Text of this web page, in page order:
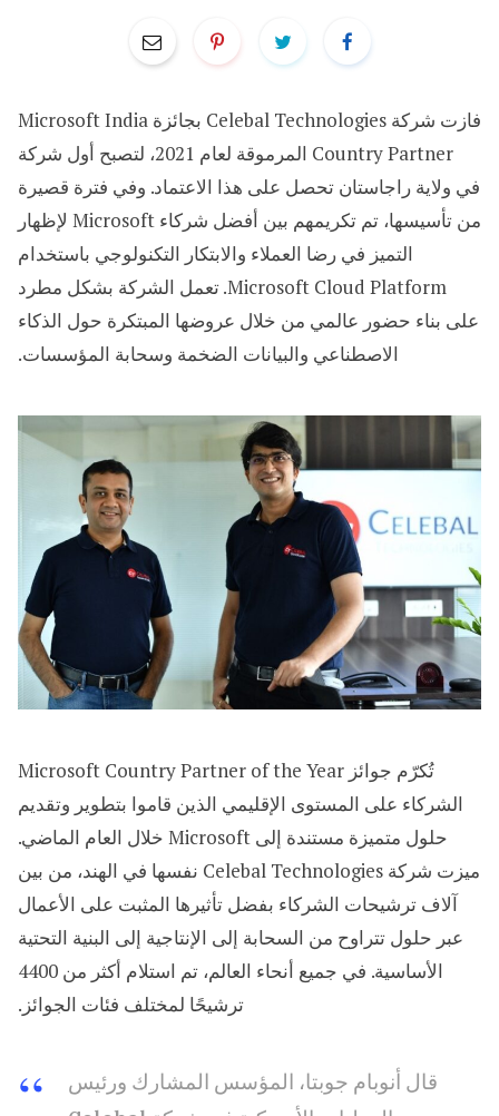
فازت شركة Celebal Technologies بجائزة Microsoft India
Country Partner المرموقة لعام 2021، لتصبح أول شركة
في ولاية راجاستان تحصل على هذا الاعتماد. وفي فترة قصيرة
من تأسيسها، تم تكريمهم بين أفضل شركاء Microsoft لإظهار
التميز في رضا العملاء والابتكار التكنولوجي باستخدام
Microsoft Cloud Platform. تعمل الشركة بشكل مطرد
على بناء حضور عالمي من خلال عروضها المبتكرة حول الذكاء
الاصطناعي والبيانات الضخمة وسحابة المؤسسات.
تُكرّم جوائز Microsoft Country Partner of the Year
الشركاء على المستوى الإقليمي الذين قاموا بتطوير وتقديم
حلول متميزة مستندة إلى Microsoft خلال العام الماضي.
ميزت شركة Celebal Technologies نفسها في الهند، من بين
آلاف ترشيحات الشركاء بفضل تأثيرها المثبت على الأعمال
عبر حلول تتراوح من السحابة إلى الإنتاجية إلى البنية التحتية
الأساسية. في جميع أنحاء العالم، تم استلام أكثر من 4400
ترشيحًا لمختلف فئات الجوائز.
قال أنوبام جوبتا، المؤسس المشارك ورئيس